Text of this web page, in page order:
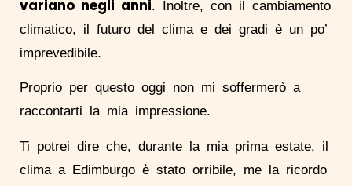
variano negli anni. Inoltre, con il cambiamento
climatico, il futuro del clima e dei gradi è un po’
imprevedibile.
Proprio per questo oggi non mi soffermerò a
raccontarti la mia impressione.
Ti potrei dire che, durante la mia prima estate, il
clima a Edimburgo è stato orribile, me la ricordo